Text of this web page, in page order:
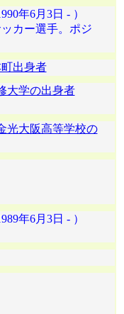
年6月3日 - ）
カー選手。ポジ
出身者
大学の出身者
光大阪高等学校の
年6月3日 - ）